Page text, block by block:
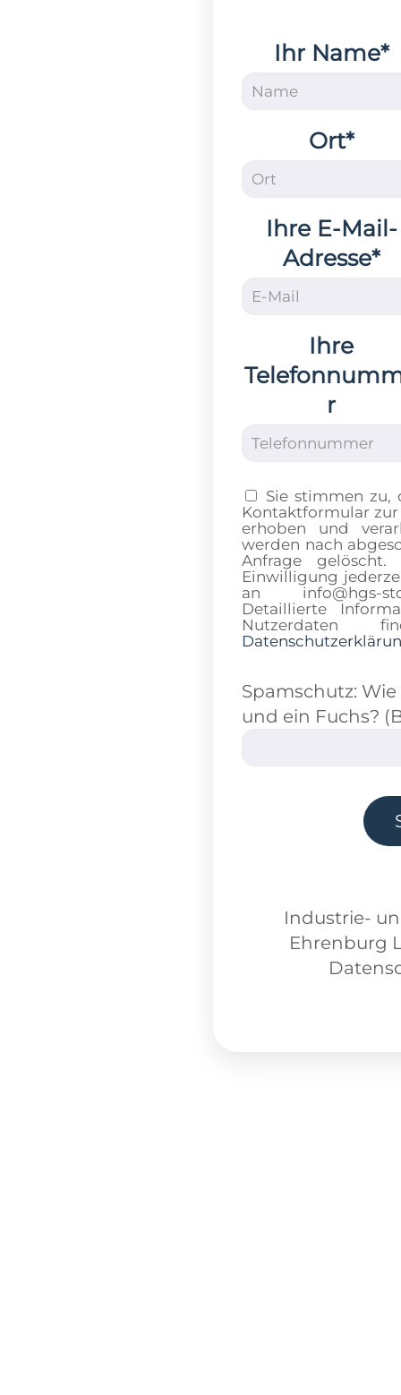
Ihr Name*
Ort*
Ihre E-Mail-
Adresse*
Ihre
r
Sie stimmen zu,
Kontaktformular
erhoben und
werden nach
Anfrage
Einwilligung
an info@hgs-
Detaillierte
Spamschutz:
und ein Fuchs?
Industrie-
Ehrenburg